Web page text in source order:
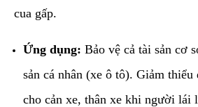
cua gấp.
Ứng dụng: Bảo vệ cả tài sản cơ
sản cá nhân (xe ô tô). Giảm thiểu
cho cản xe, thân xe khi người lái